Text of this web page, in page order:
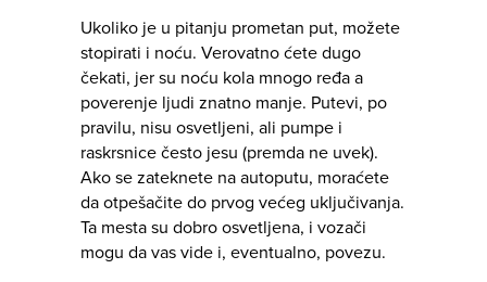
Ukoliko je u pitanju prometan put, možete
stopirati i noću. Verovatno ćete dugo
čekati, jer su noću kola mnogo ređa a
poverenje ljudi znatno manje. Putevi, po
pravilu, nisu osvetljeni, ali pumpe i
raskrsnice često jesu (premda ne uvek).
Ako se zateknete na autoputu, moraćete
da otpešačite do prvog većeg uključivanja.
Ta mesta su dobro osvetljena, i vozači
mogu da vas vide i, eventualno, povezu.